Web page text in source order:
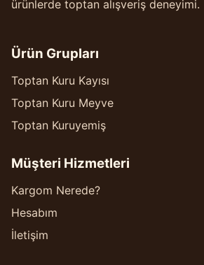
ürünlerde toptan alışveriş deneyimi.
Ürün Grupları
Toptan Kuru Kayısı
Toptan Kuru Meyve
Toptan Kuruyemiş
Müşteri Hizmetleri
Kargom Nerede?
Hesabım
İletişim